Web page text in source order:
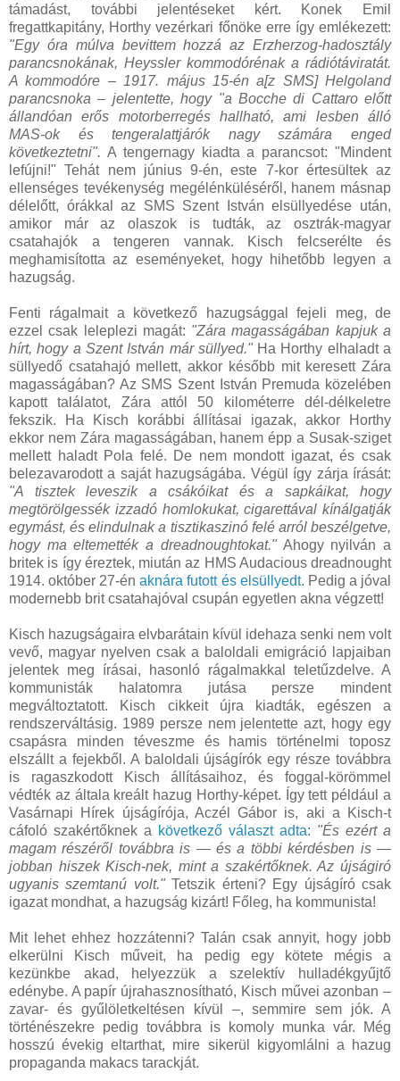
támadást, további jelentéseket kért. Konek Emil
fregattkapitány, Horthy vezérkari főnöke erre így emlékezett:
"Egy óra múlva bevittem hozzá az Erzherzog-hadosztály
parancsnokának, Heyssler kommodórénak a rádiótáviratát.
A kommodóre – 1917. május 15-én a[z SMS] Helgoland
parancsnoka – jelentette, hogy "a Bocche di Cattaro előtt
állandóan erős motorberregés hallható, ami lesben álló
MAS-ok és tengeralattjárók nagy számára enged
következtetni". A tengernagy kiadta a parancsot: "Mindent
lefújni!" Tehát nem június 9-én, este 7-kor értesültek az
ellenséges tevékenység megélénküléséről, hanem másnap
délelőtt, órákkal az SMS Szent István elsüllyedése után,
amikor már az olaszok is tudták, az osztrák-magyar
csatahajók a tengeren vannak. Kisch felcserélte és
meghamisította az eseményeket, hogy hihetőbb legyen a
hazugság.
Fenti rágalmait a következő hazugsággal fejeli meg, de
ezzel csak leleplezi magát: "Zára magasságában kapjuk a
hírt, hogy a Szent István már süllyed."Ha Horthy elhaladt a
süllyedő csatahajó mellett, akkor később mit keresett Zára
magasságában? Az SMS Szent István Premuda közelében
kapott találatot, Zára attól 50 kilométerre dél-délkeletre
fekszik. Ha Kisch korábbi állításai igazak, akkor Horthy
ekkor nem Zára magasságában, hanem épp a Susak-sziget
mellett haladt Pola felé. De nem mondott igazat, és csak
belezavarodott a saját hazugságába. Végül így zárja írását:
"A tisztek leveszik a csákóikat és a sapkáikat, hogy
megtörölgessék izzadó homlokukat, cigarettával kínálgatják
egymást, és elindulnak a tisztikaszinó felé arról beszélgetve,
hogy ma eltemették a dreadnoughtokat."Ahogy nyilván a
britek is így éreztek, miután az HMS Audacious dreadnought
1914. október 27-énaknára futott és elsüllyedt. Pedig a jóval
modernebb brit csatahajóval csupán egyetlen akna végzett!
Kisch hazugságaira elvbarátain kívül idehaza senki nem volt
vevő, magyar nyelven csak a baloldali emigráció lapjaiban
jelentek meg írásai, hasonló rágalmakkal teletűzdelve. A
kommunisták halatomra jutása persze mindent
megváltoztatott. Kisch cikkeit újra kiadták, egészen a
rendszerváltásig. 1989 persze nem jelentette azt, hogy egy
csapásra minden téveszme és hamis történelmi toposz
elszállt a fejekből. A baloldali újságírók egy része továbbra
is ragaszkodott Kisch állításaihoz, és foggal-körömmel
védték az általa kreált hazug Horthy-képet. Így tett például a
Vasárnapi Hírek újságírója, Aczél Gábor is, aki a Kisch-t
cáfoló szakértőknek a következő választ adta: "És ezért a
magam részéről továbbra is — és a többi kérdésben is —
jobban hiszek Kisch-nek, mint a szakértőknek. Az újságiró
ugyanis szemtanú volt."Tetszik érteni? Egy újságíró csak
igazat mondhat, a hazugság kizárt! Főleg, ha kommunista!
Mit lehet ehhez hozzátenni? Talán csak annyit, hogy jobb
elkerülni Kisch műveit, ha pedig egy kötete mégis a
kezünkbe akad, helyezzük a szelektív hulladékgyűjtő
edénybe. A papír újrahasznosítható, Kisch művei azonban –
zavar- és gyűlöletkeltésen kívül –, semmire sem jók. A
történészekre pedig továbbra is komoly munka vár. Még
hosszú évekig eltarthat, mire sikerül kigyomlálni a hazug
propaganda makacs tarackját.